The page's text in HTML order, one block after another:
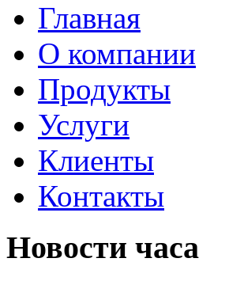
Главная
О компании
Продукты
Услуги
Клиенты
Контакты
Новости часа